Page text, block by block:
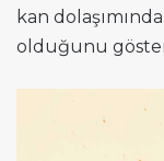
kan
olduğunu